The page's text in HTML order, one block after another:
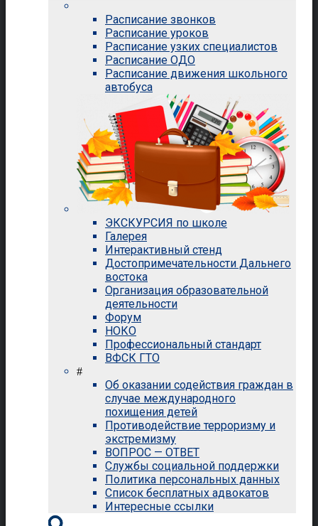
Расписание звонков
Расписание уроков
Расписание узких специалистов
Расписание ОДО
Расписание движения школьного
автобуса
ЭКСКУРСИЯ по школе
Галерея
Интерактивный стенд
Достопримечательности Дальнего
востока
Организация образовательной
деятельности
Форум
НОКО
Профессиональный стандарт
ВФСК ГТО
#
Об оказании содействия граждан в
случае международного
похищения детей
Противодействие терроризму и
экстремизму
ВОПРОС — ОТВЕТ
Службы социальной поддержки
Политика персональных данных
Список бесплатных адвокатов
Интересные ссылки